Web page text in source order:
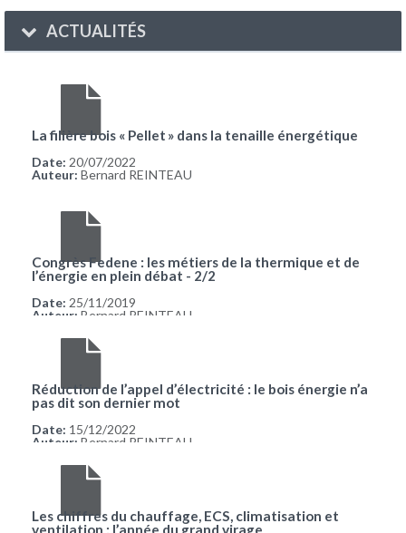
ACTUALITÉS
La filière bois « Pellet » dans la tenaille énergétique
Date: 20/07/2022
Auteur: Bernard REINTEAU
Congrès Fedene : les métiers de la thermique et de
l’énergie en plein débat - 2/2
Date: 25/11/2019
Auteur: Bernard REINTEAU
Réduction de l’appel d’électricité : le bois énergie n’a
pas dit son dernier mot
Date: 15/12/2022
Auteur: Bernard REINTEAU
Les chiffres du chauffage, ECS, climatisation et
ventilation : l’année du grand virage